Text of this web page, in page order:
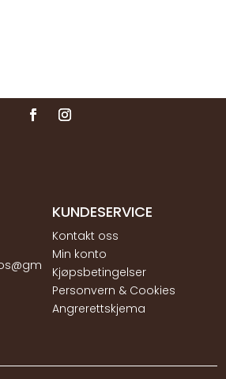
KUNDESERVICE
Kontakt oss
Min konto
Kjøpsbetingelser
Personvern & Cookies
Angrerettskjema